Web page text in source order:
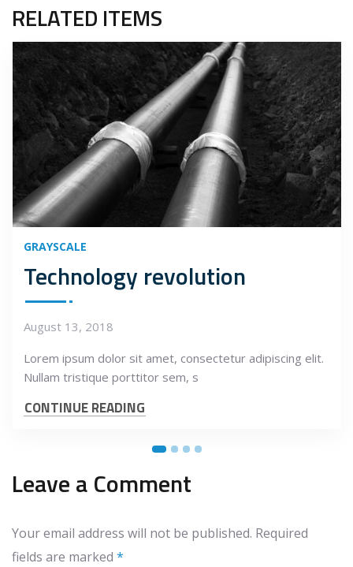
RELATED ITEMS
GRAYSCALE
Technology revolution
August 13, 2018
Lorem ipsum dolor sit amet, consectetur adipiscing elit.
Nullam tristique porttitor sem, s
CONTINUE READING
Leave a Comment
Your email address will not be published. Required
fields are marked *